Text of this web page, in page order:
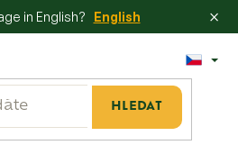
in English? English ×
HLEDAT